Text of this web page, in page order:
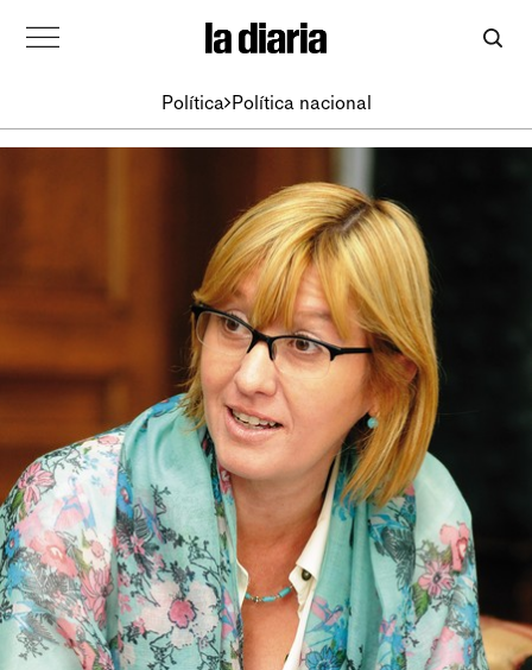
Política Política nacional